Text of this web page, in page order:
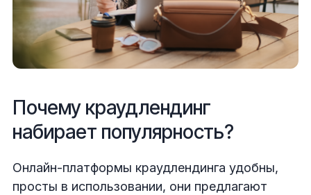
Почему краудлендинг
набирает популярность?
Онлайн-платформы краудлендинга удобны,
просты в использовании, они предлагают